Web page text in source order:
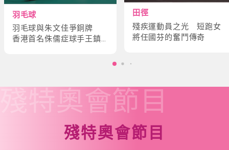
羽毛球
羽毛球與朱文佳爭銅牌
香港首名侏儒症球手王鎮
田徑
殘疾運動員之光 短跑女
將任國芬的奮鬥傳奇
殘特奧會節目
殘特奧會節目